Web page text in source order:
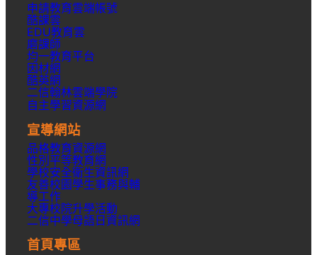
申請教育雲端帳號
酷課雲
EDU教育雲
磨課師
均一教育平台
因材網
酷英網
二信翰林雲端學院
自主學習資源網
宣導網站
品格教育資源網
性別平等教育網
學校安全衛生資訊網
友善校園學生事務與輔
導工作
大專校院升學活動
二信中學母語日資訊網
首頁專區